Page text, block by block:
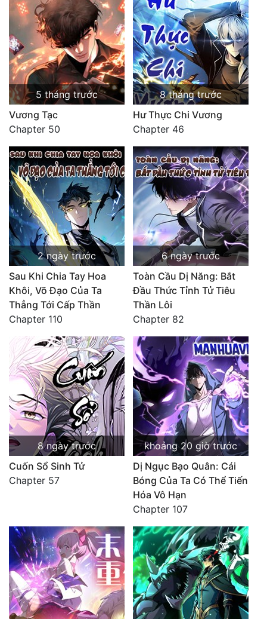
5 tháng trước
Vương Tạc
Chapter 50
8 tháng trước
Hư Thực Chi Vương
Chapter 46
2 ngày trước
Sau Khi Chia Tay Hoa
Khôi, Võ Đạo Của Ta
Thẳng Tới Cấp Thần
Chapter 110
6 ngày trước
Toàn Cầu Dị Năng: Bắt
Đầu Thức Tỉnh Tử Tiêu
Thần Lôi
Chapter 82
8 ngày trước
Cuốn Sổ Sinh Tử
Chapter 57
khoảng 20 giờ trước
Dị Ngục Bạo Quân: Cái
Bóng Của Ta Có Thể Tiến
Hóa Vô Hạn
Chapter 107